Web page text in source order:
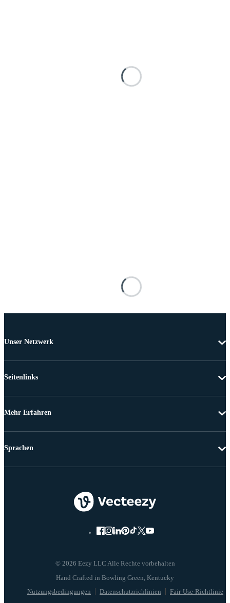
Unser Netzwerk
Seitenlinks
Mehr Erfahren
© 2026 Eezy LLC Alle Rechte vorbehalten
Nutzungsbedingungen Datenschutzrichlinien Fair-Use-Richtlinie
Sprachen